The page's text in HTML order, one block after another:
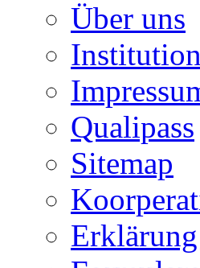
Über uns
Qualipass
Sitemap